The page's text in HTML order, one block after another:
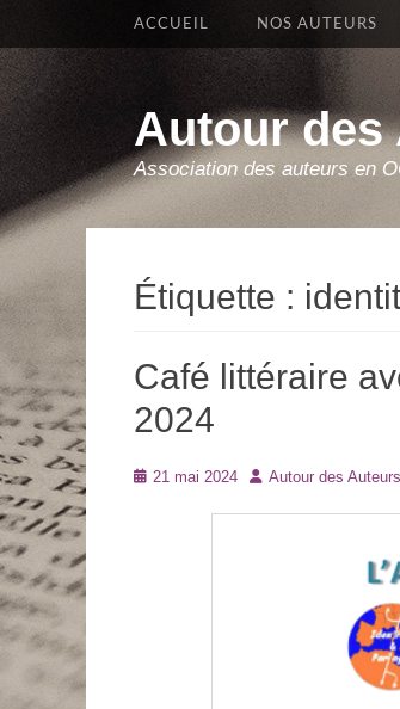
Autour des
Association des auteurs en
Premier Menu
Aller
ACCUEIL NOS AUTEURS
Étiquette :
Café littéraire
2024
Posté21 mai 2024 Auteur
Autour des Auteurs